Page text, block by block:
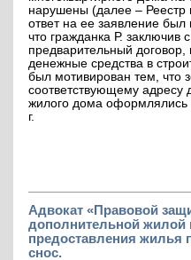
нарушены (далее – Реестр
ответ на ее заявление
что гражданка Р. заключив
предварительный договор,
денежные средства в
был мотивирован тем, что
соответствующему адресу
жилого дома оформлялись
г.
Адвокат «Правовой
дополнительной жилой
предоставления жилья
снос.